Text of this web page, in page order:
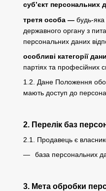
суб’єкт персональних
третя особа — будь-
державного органу з
персональних даних
особливі категорії
партіях та професійних
1.2. Дане Положення
мають доступ до
2. Перелік баз
2.1. Продавець є
база персональних
3. Мета обробки